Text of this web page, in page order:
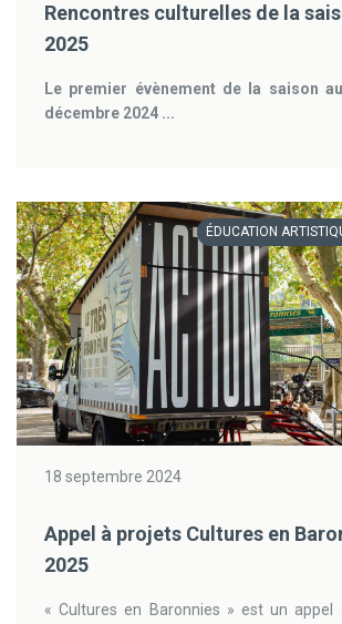
Rencontres culturelles de la
2025
Le premier évènement de la saison
décembre 2024 ...
ÉDUCATION
18 septembre 2024
Appel à projets Cultures en
2025
« Cultures en Baronnies » est un appel